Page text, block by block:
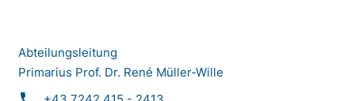
Abteilungsleitung
Primarius Prof. Dr. René Müller-Wille